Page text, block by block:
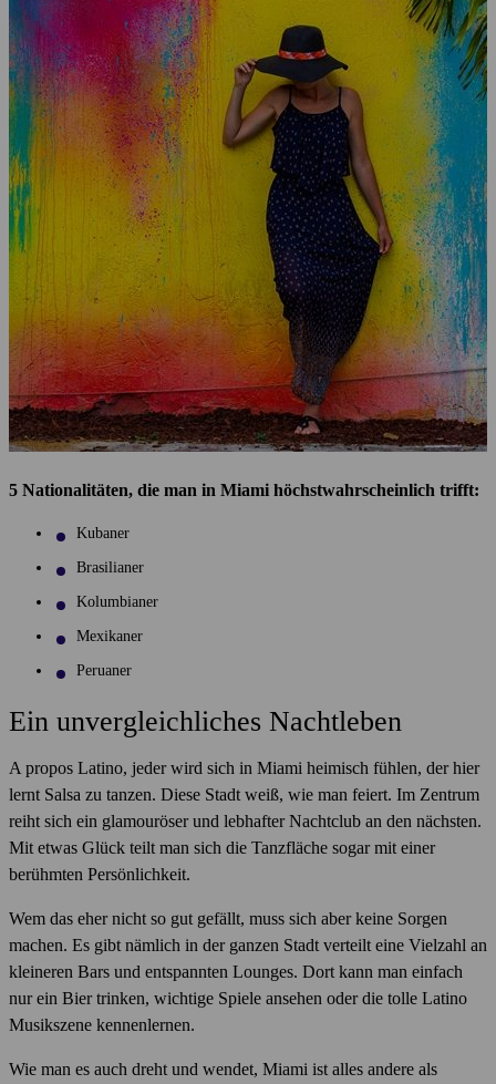
5 Nationalitäten, die man in Miami höchstwahrscheinlich trifft:
Kubaner
Brasilianer
Kolumbianer
Mexikaner
Peruaner
Ein unvergleichliches Nachtleben
A propos Latino, jeder wird sich in Miami heimisch fühlen, der hier
lernt Salsa zu tanzen. Diese Stadt weiß, wie man feiert. Im Zentrum
reiht sich ein glamouröser und lebhafter Nachtclub an den nächsten.
Mit etwas Glück teilt man sich die Tanzfläche sogar mit einer
berühmten Persönlichkeit.
Wem das eher nicht so gut gefällt, muss sich aber keine Sorgen
machen. Es gibt nämlich in der ganzen Stadt verteilt eine Vielzahl an
kleineren Bars und entspannten Lounges. Dort kann man einfach
nur ein Bier trinken, wichtige Spiele ansehen oder die tolle Latino
Musikszene kennenlernen.
Wie man es auch dreht und wendet, Miami ist alles andere als